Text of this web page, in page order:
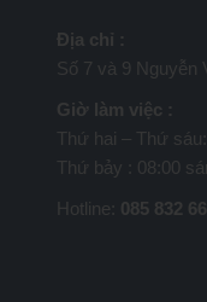
Địa chỉ :
Số 7 và 9 Nguyễn
Giờ làm việc :
Thứ hai – Thứ
Thứ bảy : 08:00
Hotline: 085 832